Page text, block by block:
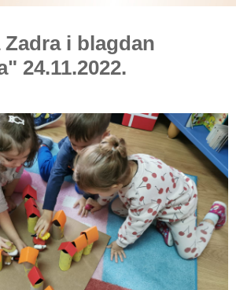
i blagdan
24.11.2022.